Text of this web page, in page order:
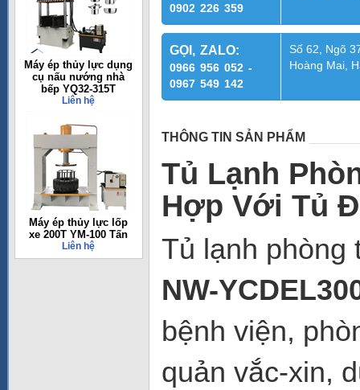
Máy ép thủy lực dụng
cụ nấu nướng nhà
bếp YQ32-315T
Liên hệ
Máy ép thủy lực lốp
xe 200T YM-100 Tấn
Liên hệ
0902 226 359
GỌI, ZALO:
0966 956 052 -
0967 549 142
Số 62, Ngõ
Hoàng Mai,
THÔNG TIN SẢN PHẨM
Tủ Lạnh
Hợp Với Tủ
Tủ lạnh phòng
NW-
bệnh viện,
quản vắc-xin,